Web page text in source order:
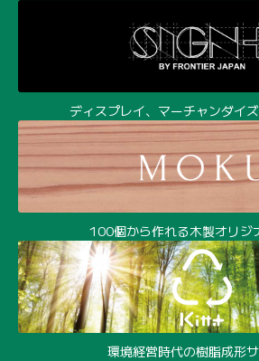
ディスプレイ、マーチャンダイ
100個から作れる木製オリジ
環境経営時代の樹脂成形